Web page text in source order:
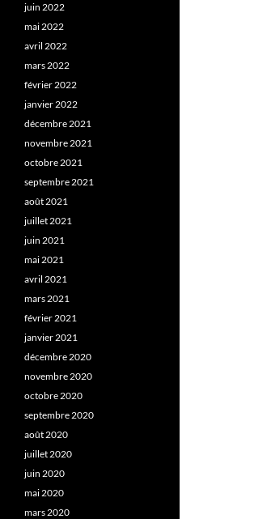
juin 2022
mai 2022
avril 2022
mars 2022
février 2022
janvier 2022
décembre 2021
novembre 2021
octobre 2021
septembre 2021
août 2021
juillet 2021
juin 2021
mai 2021
avril 2021
mars 2021
février 2021
janvier 2021
décembre 2020
novembre 2020
octobre 2020
septembre 2020
août 2020
juillet 2020
juin 2020
mai 2020
mars 2020